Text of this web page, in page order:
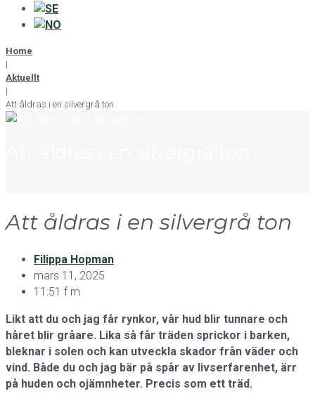
Home
|
Aktuellt
|
Att åldras i en silvergrå ton
Att åldras i en silvergrå ton
Filippa Hopman
mars 11, 2025
11:51 f m
Likt att du och jag får rynkor, vår hud blir tunnare och
håret blir gråare. Lika så får träden sprickor i barken,
bleknar i solen och kan utveckla skador från väder och
vind. Både du och jag bär på spår av livserfarenhet, ärr
på huden och ojämnheter. Precis som ett träd.